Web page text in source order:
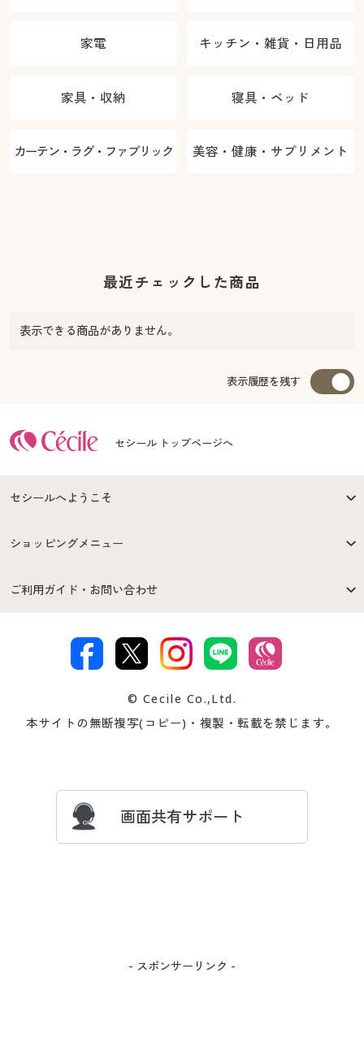
家電 キッチン・雑貨・日用品
家具・収納 寝具・ベッド
カーテン・ラグ・ファブリック 美容・健康・サプリメント
最近チェックした商品
表示できる商品がありません。
表示履歴を残す
セシール トップページへ
セシールへようこそ
はじめての方へ
セシールご利用規約
著作権・商標について 会社案内
ショッピングメニュー
商品カテゴリ
プレゼント＆キャンペーン サイトマップ
ご利用ガイド・お問い合わせ
交換・返品は お支払は
ついて
忘れの場合
© Cecile Co.,Ltd.
本サイトの無断複写(コピー)・複製・転載を禁じます。
画面共有サポート
- スポンサーリンク -